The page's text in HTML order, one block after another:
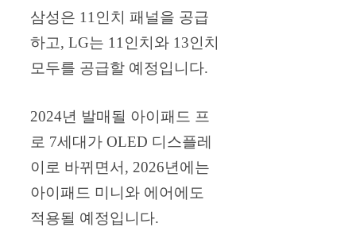
삼성은 11인치 패널을 공급
하고, LG는 11인치와 13인치
모두를 공급할 예정입니다.
2024년 발매될 아이패드 프
로 7세대가 OLED 디스플레
이로 바뀌면서, 2026년에는
아이패드 미니와 에어에도
적용될 예정입니다.